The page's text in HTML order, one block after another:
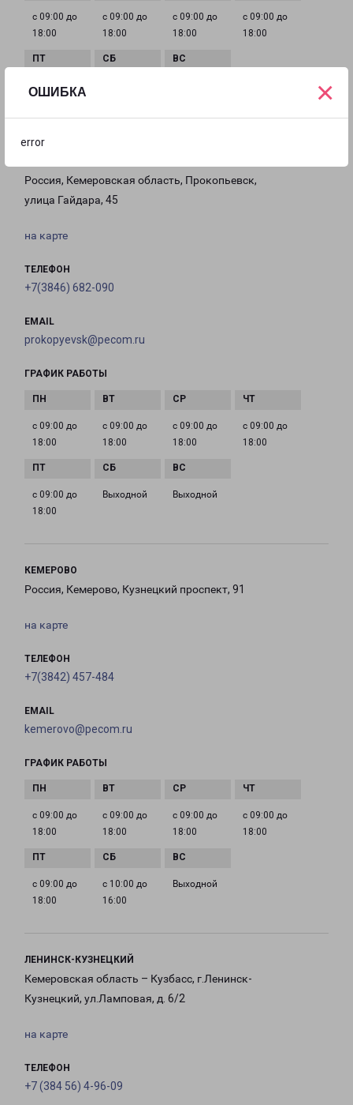
ОШИБКА
error
×
с 09:00 до
18:00
с 09:00 до
18:00
с 09:00 до
18:00
с 09:00 до
18:00
с 09:00 до
Россия, Кемеровская область, Прокопьевск,
улица Гайдара, 45
на карте
ТЕЛЕФОН
+7(3846) 682-090
EMAIL
prokopyevsk@pecom.ru
ГРАФИК РАБОТЫ
с 09:00 до
18:00
с 09:00 до
18:00
с 09:00 до
18:00
с 09:00 до
18:00
с 09:00 до
18:00
Выходной Выходной
КЕМЕРОВО
Россия, Кемерово, Кузнецкий проспект, 91
на карте
ТЕЛЕФОН
+7(3842) 457-484
EMAIL
kemerovo@pecom.ru
ГРАФИК РАБОТЫ
с 09:00 до
18:00
с 09:00 до
18:00
с 09:00 до
18:00
с 09:00 до
18:00
с 09:00 до
18:00
с 10:00 до
16:00
Выходной
ЛЕНИНСК-КУЗНЕЦКИЙ
Кемеровская область – Кузбасс, г.Ленинск-
Кузнецкий, ул.Ламповая, д. 6/2
на карте
ТЕЛЕФОН
+7 (384 56) 4-96-09